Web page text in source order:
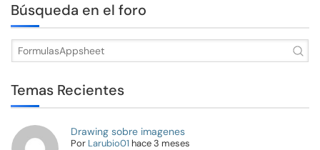
Búsqueda en el foro
Temas Recientes
Drawing sobre imagenes
Por Larubio01 hace 3 meses